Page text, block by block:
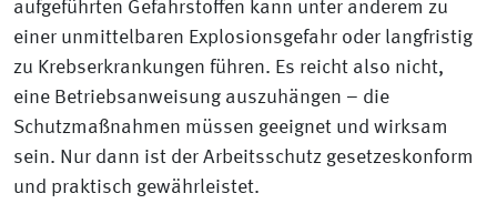
aufgeführten Gefahrstoffen kann unter anderem zu
einer unmittelbaren Explosionsgefahr oder langfristig
zu Krebserkrankungen führen. Es reicht also nicht,
eine Betriebsanweisung auszuhängen – die
Schutzmaßnahmen müssen geeignet und wirksam
sein. Nur dann ist der Arbeitsschutz gesetzeskonform
und praktisch gewährleistet.